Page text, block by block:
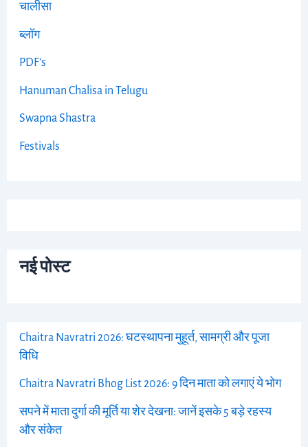
चालीसा
ब्लॉग
PDF's
Hanuman Chalisa in Telugu
Swapna Shastra
Festivals
नई पोस्ट
Chaitra Navratri 2026: घटस्थापना मुहूर्त, सामग्री और पूजा
विधि
Chaitra Navratri Bhog List 2026: 9 दिन माता को लगाएं ये भोग
सपने में माता दुर्गा की मूर्ति या शेर देखना: जानें इसके 5 बड़े रहस्य
और संकेत